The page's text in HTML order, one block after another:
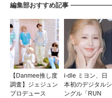
編集部おすすめ記事
【Danmee推し度
調査】ジェジュン
プロデュース
i-dle ミヨン、日
本初のデジタルシ
ングル「RUN